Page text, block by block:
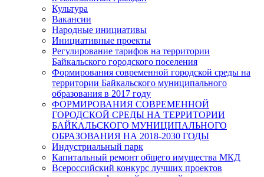
Культура
Вакансии
Народные инициативы
Инициативные проекты
Регулирование тарифов на территории
Байкальского городского поселения
Формирования современной городской среды на
территории Байкальского муниципального
образования в 2017 году
ФОРМИРОВАНИЯ СОВРЕМЕННОЙ
ГОРОДСКОЙ СРЕДЫ НА ТЕРРИТОРИИ
БАЙКАЛЬСКОГО МУНИЦИПАЛЬНОГО
ОБРАЗОВАНИЯ НА 2018-2030 ГОДЫ
Индустриальный парк
Капитальный ремонт общего имущества МКД
Всероссийский конкурс лучших проектов